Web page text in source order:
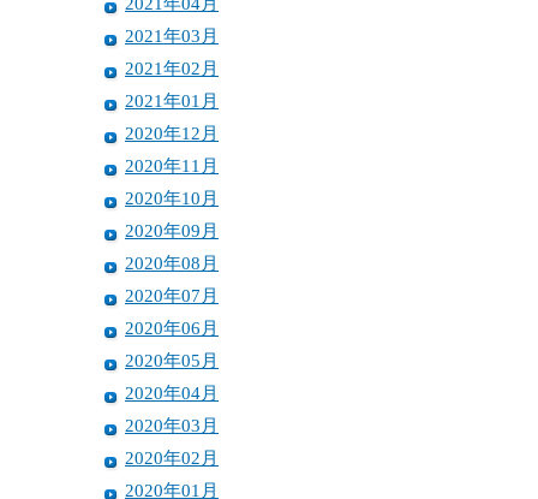
2021年03月
2021年02月
2021年01月
2020年12月
2020年11月
2020年10月
2020年09月
2020年08月
2020年07月
2020年06月
2020年05月
2020年04月
2020年03月
2020年02月
2020年01月